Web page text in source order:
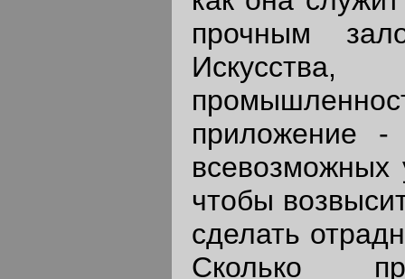
прочным
приложение -
всевозможных
чтобы
сделать
Сколько